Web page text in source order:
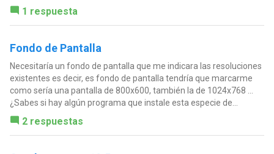
1 respuesta
Fondo de Pantalla
Necesitaría un fondo de pantalla que me indicara las resoluciones
existentes es decir, es fondo de pantalla tendría que marcarme
como sería una pantalla de 800x600, también la de 1024x768 ...
¿Sabes si hay algún programa que instale esta especie de...
2 respuestas